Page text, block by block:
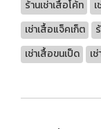
ร้านเช่าเสื้อโค้ท
เช่าเสื้อแจ็คเก็ต
เช่าเสื้อขนเป็ด
เ